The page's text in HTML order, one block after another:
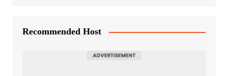
Recommended Host